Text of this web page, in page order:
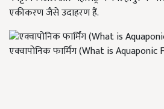
एकीकरण जैसे उदाहरण हैं.
एक्वापोनिक फार्मिंग (What is Aquaponic